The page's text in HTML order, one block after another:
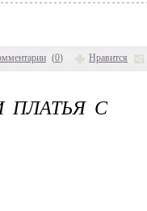
(0) Нравится
ПЛАТЬЯ С